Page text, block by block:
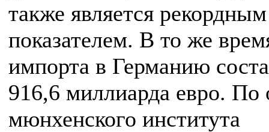
также является рекордным
показателем. В то же
импорта в Германию
916,6 миллиарда евро. По
мюнхенского института